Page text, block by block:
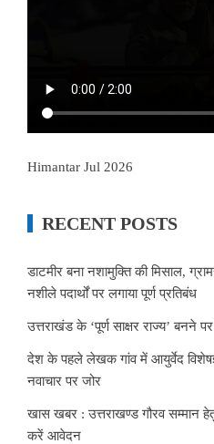
Himantar Jul 2026
RECENT POSTS
डाटमीर बना नशामुक्ति की मिसाल,
नशीले पदार्थों पर लगाया पूर्ण प्रतिबंध
उत्तराखंड के ‘पूर्ण साक्षर राज्य’ बनने
देश के पहले लेखक गांव में आयुर्वेद
नवाचार पर जोर
खास खबर : उत्तराखण्ड गौरव
करें आवेदन